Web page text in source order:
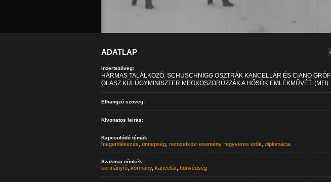
ADATLAP
Inzertszöveg:
HÁRMAS TALÁLKOZÓ. SCHUSCHNIGG OSZTRÁK KANCELLÁR ÉS CIANO GRÓF
OLASZ KÜLÜGYMINISZTER MEGKOSZORÚZZÁK A HŐSÖK EMLÉKMŰVÉT. (MFI)
Elhangzó szöveg:
Kivonatos leírás:
Kapcsolódó témák:
megemlékezés ünnepség, nemzetközi esemény, fegyveres erők diplomácia
Szakmai címkék:
kormányfő, kormány, kancellár, honvédség